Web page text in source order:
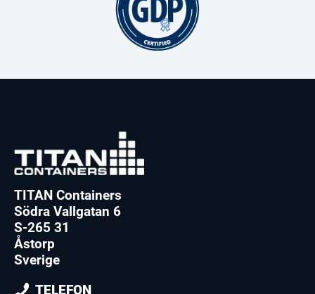
TITAN Containers
Södra Vallgatan 6
S-265 31
Åstorp
Sverige
TELEFON